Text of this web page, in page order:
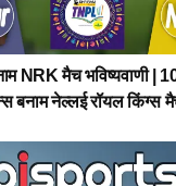
NRK मैच भविष्यवाणी |
बनाम नेल्लई रॉयल किंग्स